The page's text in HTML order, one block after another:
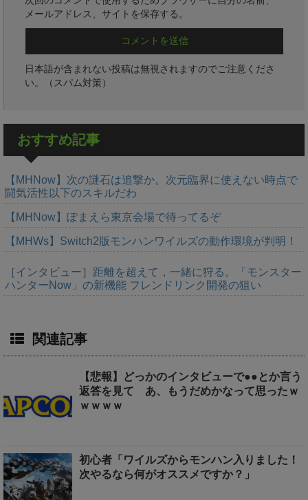
メールアドレス、サイトを保存する。
日本語が含まれない投稿は無視されますのでご注意くださ
い。（スパム対策）
おすすめ記事
【MHNow】次の謎石は追撃か。次元臨界に使えない時点で
闘気活性以下のスキルだわ
【MHNow】ぽまえら東京会場で待ってるぞ
【MHWs】Switch2版モンハンワイルズの動作環境が判明！
［インタビュー］距離を超えて，一緒に狩る。「モンスター
ハンターNow」の新機能 フレンドリンク開発の狙い
関連記事
【悲報】どっかのインタビューで●●とか言う
返答を見て あ、もうだめかなって思ったｗ
ｗｗｗｗ
初心者「ワイルズからモンハン入りました！
次やるなら何がオススメですか？」